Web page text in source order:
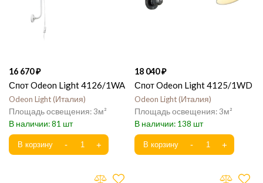
16 670
Спот Odeon Light 4126/1WA
Odeon Light Италия
3
81
18 040
Спот Odeon Light 4125/1WD
Odeon Light Италия
3
138